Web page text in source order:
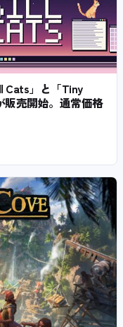
Cats」と「Tiny
売開始。通常価格